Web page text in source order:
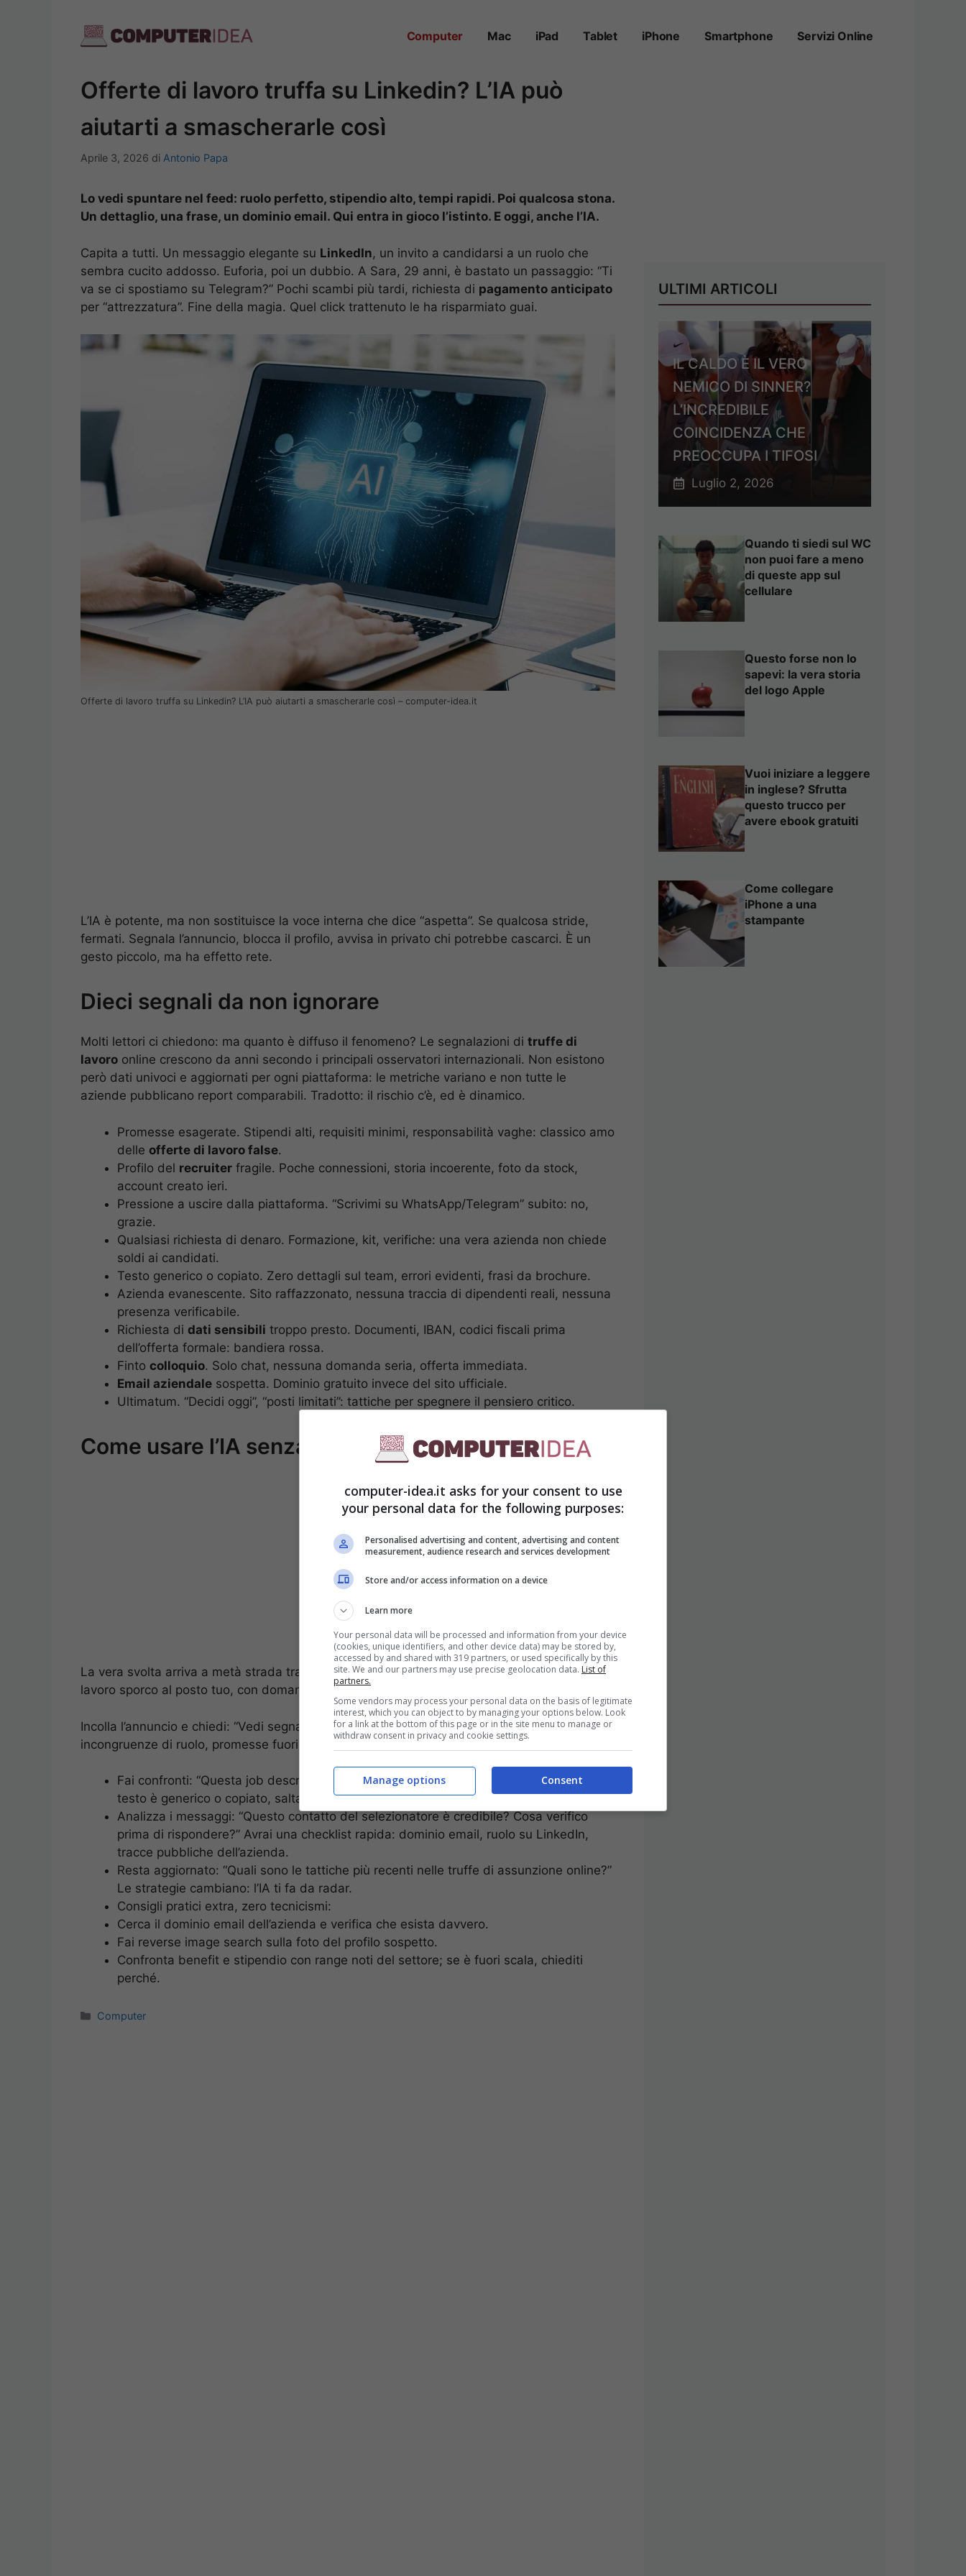
Computer Mac iPad Tablet iPhone Smartphone Servizi Online
Offerte di lavoro truffa su Linkedin? L’IA può
aiutarti a smascherarle così
Aprile 3, 2026 di Antonio Papa
Lo vedi spuntare nel feed: ruolo perfetto, stipendio alto, tempi rapidi. Poi qualcosa stona.
Un dettaglio, una frase, un dominio email. Qui entra in gioco l’istinto. E oggi, anche l’IA.
Capita a tutti. Un messaggio elegante su LinkedIn, un invito a candidarsi a un ruolo che
sembra cucito addosso. Euforia, poi un dubbio. A Sara, 29 anni, è bastato un passaggio: “Ti
va se ci spostiamo su Telegram?” Pochi scambi più tardi, richiesta di pagamento anticipato
per “attrezzatura”. Fine della magia. Quel click trattenuto le ha risparmiato guai.
Offerte di lavoro truffa su Linkedin? L’IA può aiutarti a smascherarle così – computer-idea.it
L’IA è potente, ma non sostituisce la voce interna che dice “aspetta”. Se qualcosa stride,
fermati. Segnala l’annuncio, blocca il profilo, avvisa in privato chi potrebbe cascarci. È un
gesto piccolo, ma ha effetto rete.
Dieci segnali da non ignorare
Molti lettori ci chiedono: ma quanto è diffuso il fenomeno? Le segnalazioni di truffe di
lavoro online crescono da anni secondo i principali osservatori internazionali. Non esistono
però dati univoci e aggiornati per ogni piattaforma: le metriche variano e non tutte le
aziende pubblicano report comparabili. Tradotto: il rischio c’è, ed è dinamico.
Promesse esagerate. Stipendi alti, requisiti minimi, responsabilità vaghe: classico amo
delle offerte di lavoro false.
Profilo del recruiter fragile. Poche connessioni, storia incoerente, foto da stock,
account creato ieri.
Pressione a uscire dalla piattaforma. “Scrivimi su WhatsApp/Telegram” subito: no,
grazie.
Qualsiasi richiesta di denaro. Formazione, kit, verifiche: una vera azienda non chiede
soldi ai candidati.
Testo generico o copiato. Zero dettagli sul team, errori evidenti, frasi da brochure.
Azienda evanescente. Sito raffazzonato, nessuna traccia di dipendenti reali, nessuna
presenza verificabile.
Richiesta di dati sensibili troppo presto. Documenti, IBAN, codici fiscali prima
dell’offerta formale: bandiera rossa.
Finto colloquio. Solo chat, nessuna domanda seria, offerta immediata.
Email aziendale sospetta. Dominio gratuito invece del sito ufficiale.
Ultimatum. “Decidi oggi”, “posti limitati”: tattiche per spegnere il pensiero critico.
Come usare l’IA senza farsi usare
La vera svolta arriva a metà strada tra istinto e metodo. L’intelligenza artificialepuò fare il
lavoro sporco al posto tuo, con domande giuste.
Incolla l’annuncio e chiedi: “Vedi segnali di truffa? Spiega perché.” L’IA evidenzia frasi vaghe,
incongruenze di ruolo, promesse fuori mercato.
Fai confronti: “Questa job description è in linea con gli standard del settore X?” Se il
testo è generico o copiato, salta fuori.
Analizza i messaggi: “Questo contatto del selezionatore è credibile? Cosa verifico
prima di rispondere?” Avrai una checklist rapida: dominio email, ruolo su LinkedIn,
tracce pubbliche dell’azienda.
Resta aggiornato: “Quali sono le tattiche più recenti nelle truffe di assunzione online?”
Le strategie cambiano: l’IA ti fa da radar.
Consigli pratici extra, zero tecnicismi:
Cerca il dominio email dell’azienda e verifica che esista davvero.
Fai reverse image search sulla foto del profilo sospetto.
Confronta benefit e stipendio con range noti del settore; se è fuori scala, chiediti
perché.
Categorie
Computer
ULTIMI ARTICOLI
IL CALDO È IL VERO
NEMICO DI SINNER?
L’INCREDIBILE
COINCIDENZA CHE
PREOCCUPA I TIFOSI
Luglio 2, 2026
Quando ti siedi sul WC
non puoi fare a meno
di queste app sul
cellulare
Questo forse non lo
sapevi: la vera storia
del logo Apple
Vuoi iniziare a leggere
in inglese? Sfrutta
questo trucco per
avere ebook gratuiti
Come collegare
iPhone a una
stampante
computer-idea.it asks for your consent to use
your personal data for the following purposes:
Personalised advertising and content, advertising and content
measurement, audience research and services development
Store and/or access information on a device
Learn more
Your personal data will be processed and information from your device
(cookies, unique identifiers, and other device data) may be stored by,
accessed by and shared with 319 partners, or used specifically by this
site. We and our partners may use precise geolocation data. List of
partners.
Some vendors may process your personal data on the basis of legitimate
interest, which you can object to by managing your options below. Look
for a link at the bottom of this page or in the site menu to manage or
withdraw consent in privacy and cookie settings.
Consent
Manage options